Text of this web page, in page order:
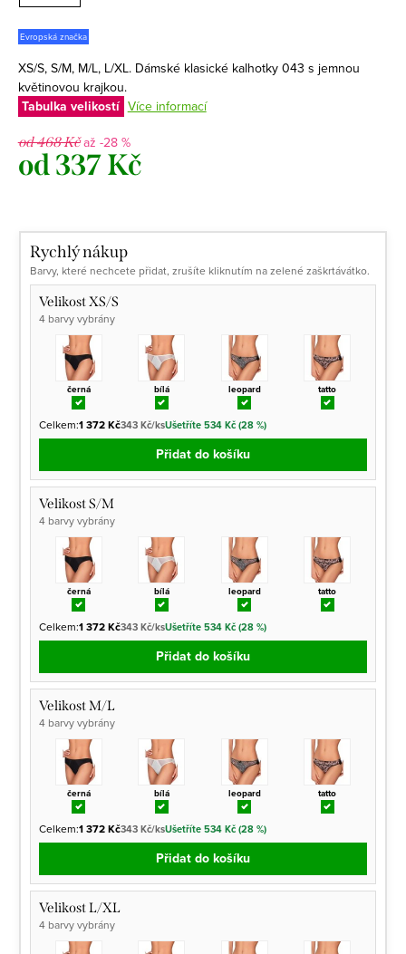
Evropská značka
XS/S, S/M, M/L, L/XL. Dámské klasické kalhotky 043 s jemnou
květinovou krajkou.
Tabulka velikostí Více informací
od 468 Kčaž -28 %
od337 Kč
Rychlý nákup
Barvy, které nechcete přidat, zrušíte kliknutím na zelené zaškrtávátko.
Velikost XS/S
4 barvy vybrány
černá bílá leopard tatto
Celkem:1 372 Kč343 Kč/ksUšetříte 534 Kč (28 %)
Přidat do košíku
Velikost S/M
4 barvy vybrány
černá bílá leopard tatto
Celkem:1 372 Kč343 Kč/ksUšetříte 534 Kč (28 %)
Přidat do košíku
Velikost M/L
4 barvy vybrány
černá bílá leopard tatto
Celkem:1 372 Kč343 Kč/ksUšetříte 534 Kč (28 %)
Přidat do košíku
Velikost L/XL
4 barvy vybrány